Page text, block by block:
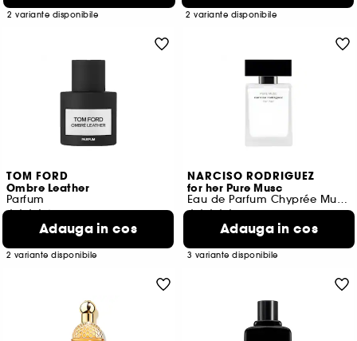
2 variante disponibile 2 variante disponibile
TOM FORD
Ombre Leather
Parfum
3097
941,00 Lei
2 variante disponibile
Adauga in cos
NARCISO RODRIGUEZ
for her Pure Musc
Eau de Parfum Chyprée Musquée
1166
424,00 Lei
3 variante disponibile
Adauga in cos